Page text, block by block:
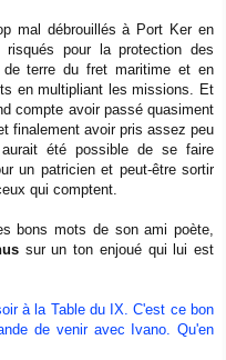
mal débrouillés à Port Ker en
pour la protection des
de terre du fret maritime et en
en multipliant les missions. Et
compte avoir passé quasiment
finalement avoir pris assez peu
été possible de se faire
un patricien et peut-être sortir
qui comptent.
bons mots de son ami poète,
sur un ton enjoué qui lui est
à la Table du IX. C'est ce bon
de venir avec Ivano. Qu'en